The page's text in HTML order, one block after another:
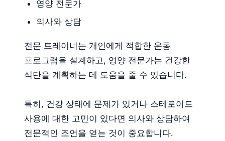
영양 전문가
의사와 상담
전문 트레이너는 개인에게 적합한 운동
프로그램을 설계하고, 영양 전문가는 건강한
식단을 계획하는 데 도움을 줄 수 있습니다.
특히, 건강 상태에 문제가 있거나 스테로이드
사용에 대한 고민이 있다면 의사와 상담하여
전문적인 조언을 얻는 것이 중요합니다.